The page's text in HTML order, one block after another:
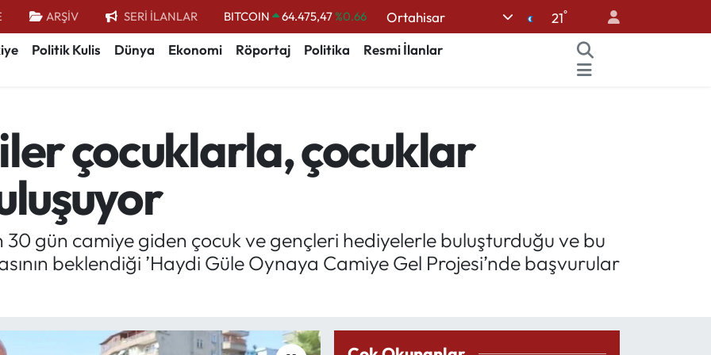
ARŞİV SERİ İLANLAR BITCOIN 64.475,47%0.66
DOLAR
47,5971%0.05
GRAM ALTIN
BİST100
13.703%11
Ortahisar 21°
Politik Kulis Dünya Ekonomi Röportaj Politika
Resmi İlanlar
çocuklarla, çocuklar
30 gün camiye giden çocuk ve gençleri hediyelerle buluşturduğu ve bu
beklendiği ’Haydi Güle Oynaya Camiye Gel Projesi’nde başvurular